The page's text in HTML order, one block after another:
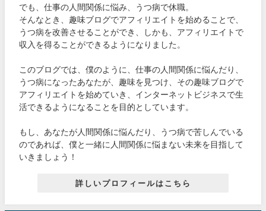
でも、仕事の人間関係に悩み、うつ病で休職。
そんなとき、趣味ブログでアフィリエイトを始めることで、
うつ病を改善させることができ、しかも、アフィリエイトで
収入を得ることができるようになりました。
このブログでは、僕のように、仕事の人間関係に悩んだり、
うつ病になったあなたが、趣味を見つけ、その趣味ブログで
アフィリエイトを始めていき、インターネットビジネスで生
活できるようになることを目的としています。
もし、あなたが人間関係に悩んだり、うつ病で苦しんでいる
のであれば、僕と一緒に人間関係に悩まない未来を目指して
いきましょう！
詳しいプロフィールはこちら